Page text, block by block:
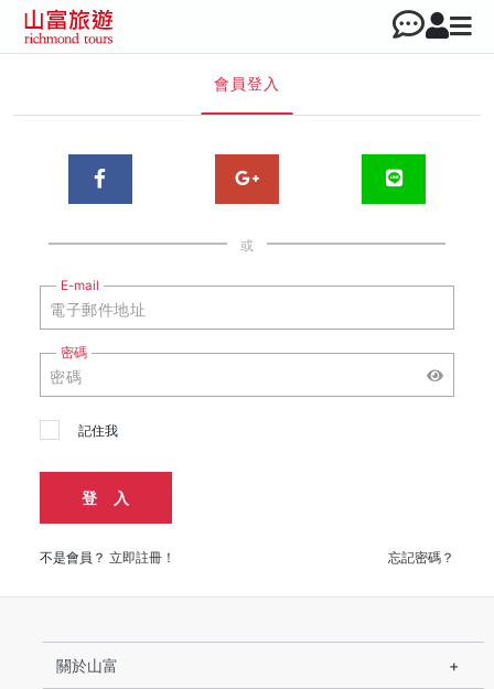
會員登入
或
E-mail
密碼
記住我
登 入
不是會員？ 立即註冊！ 忘記密碼？
關於山富